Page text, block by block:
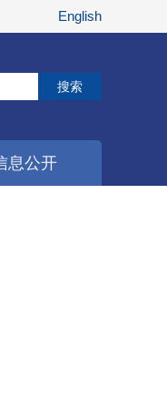
English
搜索
息公开